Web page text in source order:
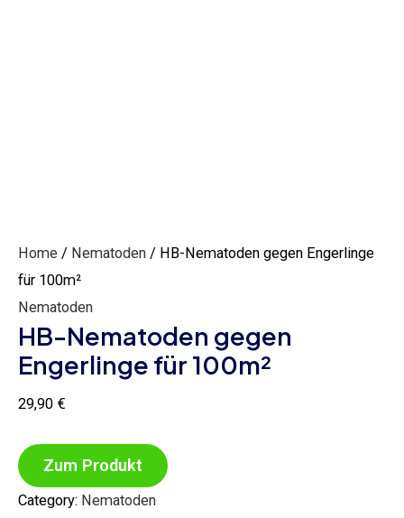
Home / Nematoden / HB-Nematoden gegen Engerlinge
für 100m²
Nematoden
HB-Nematoden gegen
Engerlinge für 100m²
29,90 €
Zum Produkt
Category: Nematoden